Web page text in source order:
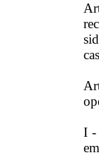
I -